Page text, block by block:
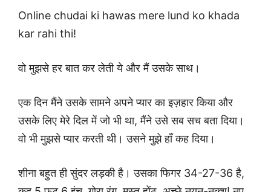
Online chudai ki hawas mere lund ko khada
kar rahi thi!
वो मुझसे हर बात कर लेती ये और मैं उसके साथ।
एक दिन मैंने उसके सामने अपने प्यार का इज़हार किया और
उसके लिए मेरे दिल में जो भी था, मैंने उसे सब सच बता दिया।
वो भी मुझसे प्यार करती थी। उसने मुझे हाँ कह दिया।
शीना बहुत ही सुंदर लड़की है। उसका फिगर 34-27-36 है,